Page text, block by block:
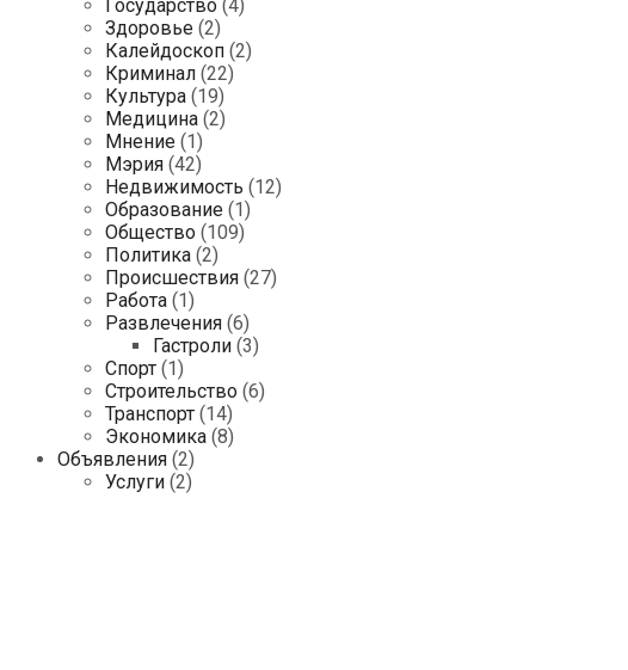
Государство (4)
Здоровье (2)
Калейдоскоп (2)
Криминал (22)
Культура (19)
Медицина (2)
Мнение (1)
Мэрия (42)
Недвижимость (12)
Образование (1)
Общество (109)
Политика (2)
Происшествия (27)
Работа (1)
Развлечения (6)
Гастроли (3)
Спорт (1)
Строительство (6)
Транспорт (14)
Экономика (8)
Объявления (2)
Услуги (2)